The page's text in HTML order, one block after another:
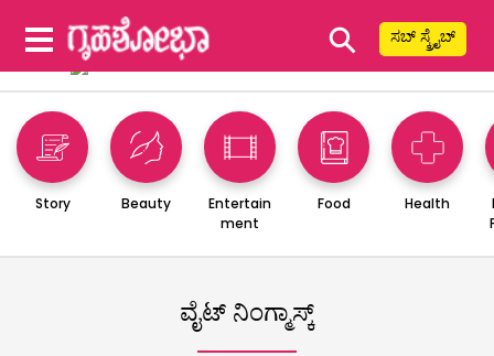
⚲ ಸಬ್ ಸ್ಕ್ರೈಬ್
Story Beauty
Entertain
ment
Food Health
ವೈಟ್ ನಿಂಗ್ಮಾಸ್ಕ್